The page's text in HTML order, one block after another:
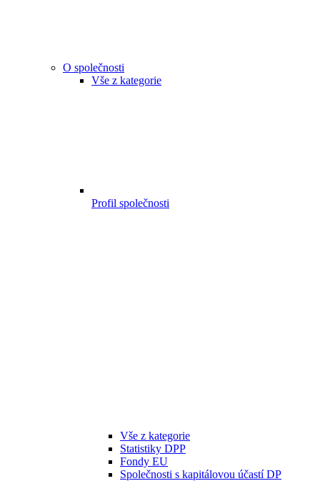
O společnosti
Vše z kategorie
Profil společnosti
Vše z kategorie
Statistiky DPP
Fondy EU
Společnosti s kapitálovou účastí DP